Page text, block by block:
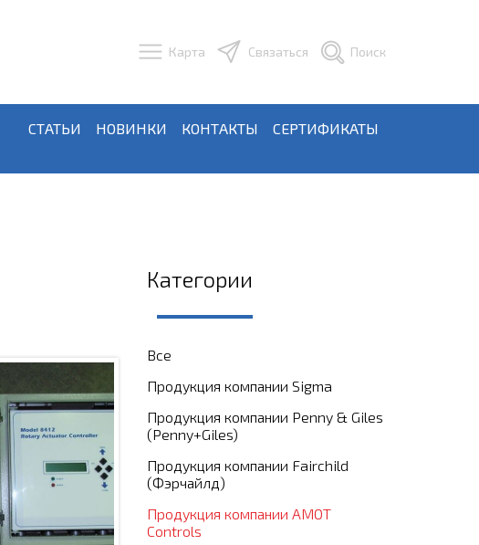
Карта Связаться Поиск
СТАТЬИ НОВИНКИ КОНТАКТЫ СЕРТИФИКАТЫ
Категории
Все
Продукция компании Sigma
Продукция компании Penny & Giles
(Penny+Giles)
Продукция компании Fairchild
(Фэрчайлд)
Продукция компании АМОТ
Controls